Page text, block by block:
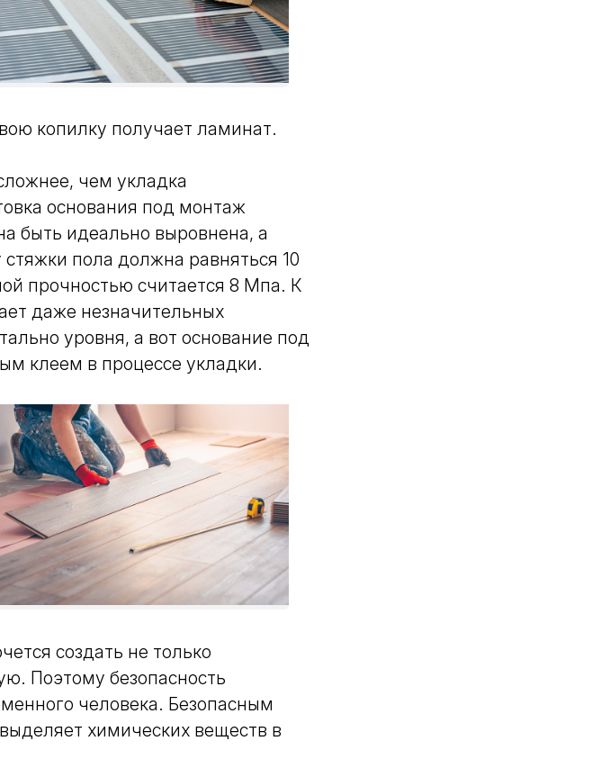
копилку получает ламинат.
чем укладка
основания под монтаж
быть идеально выровнена, а
пола должна равняться 10
прочностью считается 8 Мпа. К
даже незначительных
уровня, а вот основание под
клеем в процессе укладки.
создать не только
Поэтому безопасность
человека. Безопасным
химических веществ в